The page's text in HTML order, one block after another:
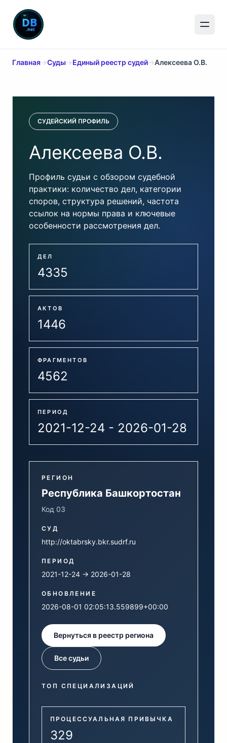
Главная→Суды→Единый реестр судей→Алексеева О.В.
СУДЕЙСКИЙ ПРОФИЛЬ
Алексеева О.В.
Профиль судьи с обзором судебной
практики: количество дел, категории
споров, структура решений, частота
ссылок на нормы права и ключевые
особенности рассмотрения дел.
ДЕЛ
4335
АКТОВ
1446
ФРАГМЕНТОВ
4562
ПЕРИОД
2021-12-24 - 2026-01-28
РЕГИОН
Республика Башкортостан
Код 03
СУД
http://oktabrsky.bkr.sudrf.ru
ПЕРИОД
2021-12-24 → 2026-01-28
ОБНОВЛЕНИЕ
2026-08-01 02:05:13.559899+00:00
Вернуться в реестр региона
Все судьи
ТОП СПЕЦИАЛИЗАЦИЙ
ПРОЦЕССУАЛЬНАЯ ПРИВЫЧКА
329